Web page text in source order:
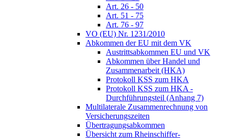
Art. 26 - 50
Art. 51 - 75
Art. 76 - 97
VO (EU) Nr. 1231/2010
Abkommen der EU mit dem VK
Austrittsabkommen EU und VK
Abkommen über Handel und
Zusammenarbeit (HKA)
Protokoll KSS zum HKA
Protokoll KSS zum HKA -
Durchführungsteil (Anhang 7)
Multilaterale Zusammenrechnung von
Versicherungszeiten
Übertragungsabkommen
Übersicht zum Rheinschiffer-